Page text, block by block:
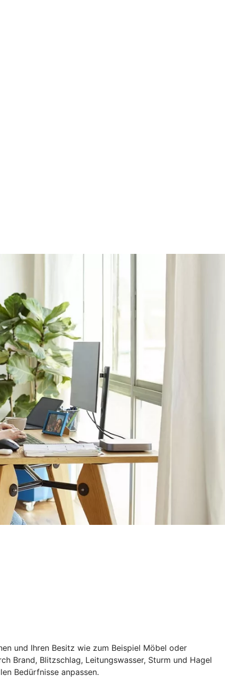
und Ihren Besitz wie zum Beispiel Möbel oder
Brand, Blitzschlag, Leitungswasser, Sturm und Hagel
Bedürfnisse anpassen.